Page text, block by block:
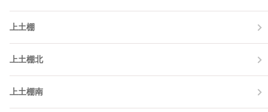
上土棚
上土棚北
上土棚南